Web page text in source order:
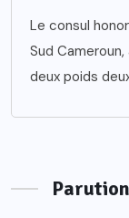
Le consul
Sud
deux poids
Parution